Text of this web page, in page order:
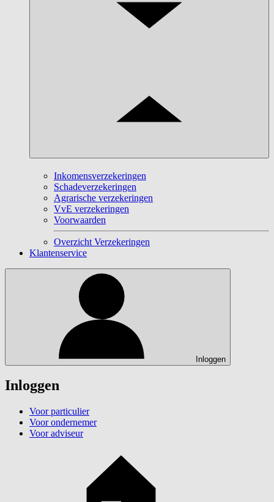
Inkomensverzekeringen
Schadeverzekeringen
Agrarische verzekeringen
VvE verzekeringen
Voorwaarden
Overzicht Verzekeringen
Klantenservice
Inloggen
Inloggen
Voor particulier
Voor ondernemer
Voor adviseur